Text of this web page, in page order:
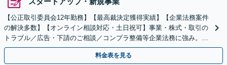
【公正取引委員会12年勤務】【最高裁決定獲得実績】【企業法務案件
の解決多数】【オンライン相談対応・土日祝可】事業・株式・取引の
トラブル／広告・下請のご相談／コンプラ整備等企業法務に強み。株
式の相続／誹謗中傷対策／不動産問題まで幅広く対応！
料金表を見る